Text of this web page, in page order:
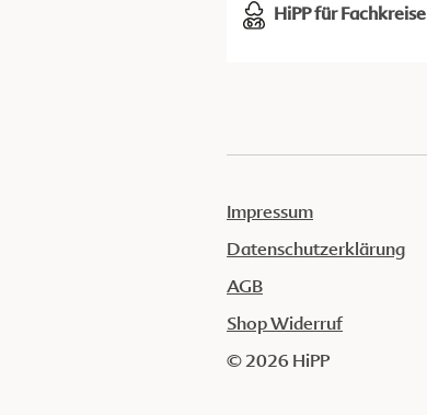
HiPP für Fachkreise
Impressum
Datenschutzerklärung
AGB
Shop Widerruf
© 2026 HiPP